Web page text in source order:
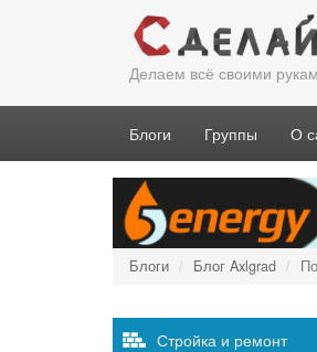
Делаем всё своими
Блоги Группы О
Блоги Блог Axlgrad
Стройка и ремонт